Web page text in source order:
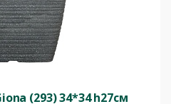
(293) 34*34 h27см